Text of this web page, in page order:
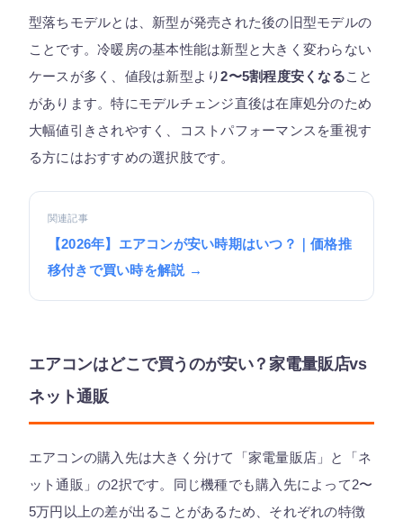
型落ちモデルとは、新型が発売された後の旧型モデルの
ことです。冷暖房の基本性能は新型と大きく変わらない
ケースが多く、値段は新型より2〜5割程度安くなること
があります。特にモデルチェンジ直後は在庫処分のため
大幅値引きされやすく、コストパフォーマンスを重視す
る方にはおすすめの選択肢です。
関連記事
【2026年】エアコンが安い時期はいつ？｜価格推
移付きで買い時を解説 →
エアコンはどこで買うのが安い？家電量販店vs
ネット通販
エアコンの購入先は大きく分けて「家電量販店」と「ネ
ット通販」の2択です。同じ機種でも購入先によって2〜
5万円以上の差が出ることがあるため、それぞれの特徴